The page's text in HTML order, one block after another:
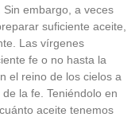
embargo, a veces
suficiente aceite,
Las vírgenes
fe o no hasta la
el reino de los cielos a
la fe. Teniéndolo en
aceite tenemos